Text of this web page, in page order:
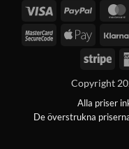
Visum PayPal
MasterCardApple
Copyright
Alla priser
De överstrukna